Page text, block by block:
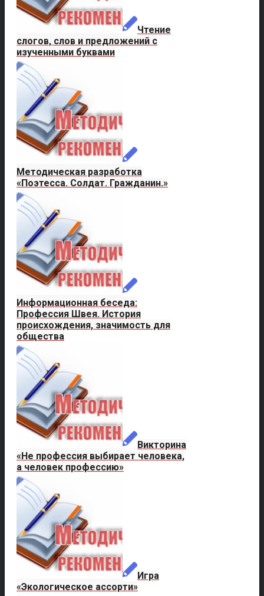
Чтение
слогов, слов и предложений с
изученными буквами
Методическая разработка
«Поэтесса. Солдат. Гражданин.»
Информационная беседа:
Профессия Швея. История
происхождения, значимость для
общества
Викторина
«Не профессия выбирает человека,
а человек профессию»
Игра
«Экологическое ассорти»